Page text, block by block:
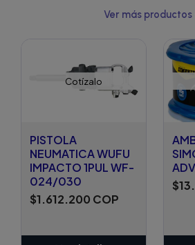
Ver más productos
Cotízalo
PISTOLA
NEUMATICA WUFU
IMPACTO 1PUL WF-
024/030
$1.612.200 COP